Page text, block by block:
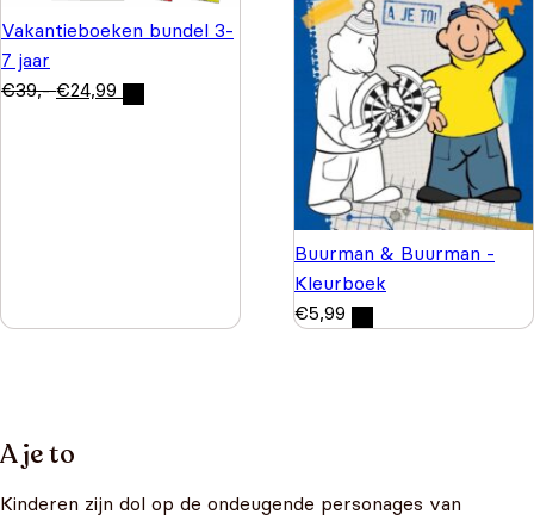
Vakantieboeken bundel 3-
7 jaar
€39,- €24,99
Buurman & Buurman -
Kleurboek
€5,99
A je to
Kinderen zijn dol op de ondeugende personages van